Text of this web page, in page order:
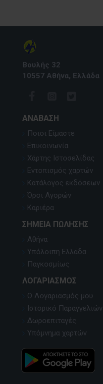
Βουλής 32
10557 Αθήνα, Ελλάδα
ΑΝΆΒΑΣΗ
Ποιοι Είμαστε
Επικοινωνία
Χάρτης Ιστοσελίδας
Εντοπισμός χαρτών
Κατάλογος εκδόσεων
Όροι Αγορών
Καριέρα
ΣΗΜΕΊΑ ΠΏΛΗΣΗΣ
Αθήνα
Υπόλοιπη Ελλάδα
Παγκοσμίως
ΛΟΓΑΡΙΑΣΜΌΣ
Ο Λογαριασμός μου
Ιστορικό Παραγγελιών
Δωροεπιταγές
Υπόμνημα χαρτών